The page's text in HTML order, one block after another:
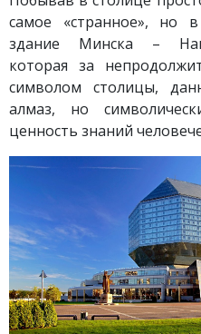
самое «странное», но
здание Минска –
которая за
символом столицы,
алмаз, но
ценность знаний